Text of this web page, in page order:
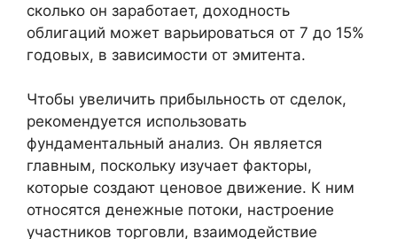
сколько он заработает, доходность
облигаций может варьироваться от 7 до 15%
годовых, в зависимости от эмитента.
Чтобы увеличить прибыльность от сделок,
рекомендуется использовать
фундаментальный анализ. Он является
главным, поскольку изучает факторы,
которые создают ценовое движение. К ним
относятся денежные потоки, настроение
участников торговли, взаимодействие